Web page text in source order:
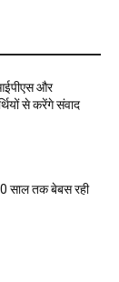
और
से करेंगे संवाद
साल तक बेबस रही